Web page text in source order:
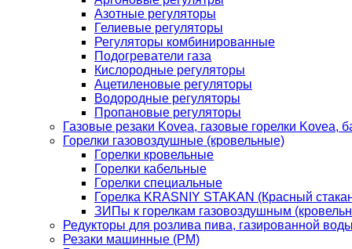
Азотные регуляторы
Гелиевые регуляторы
Регуляторы комбинированные
Подогреватели газа
Кислородные регуляторы
Ацетиленовые регуляторы
Водородные регуляторы
Пропановые регуляторы
Газовые резаки Kovea, газовые горелки Kovea,
Горелки газовоздушные (кровельные)
Горелки кровельные
Горелки кабельные
Горелки специальные
Горелка KRASNIY STAKAN (Красный
ЗИПы к горелкам газовоздушным
Редукторы для розлива пива, газированной
Резаки машинные (РМ)